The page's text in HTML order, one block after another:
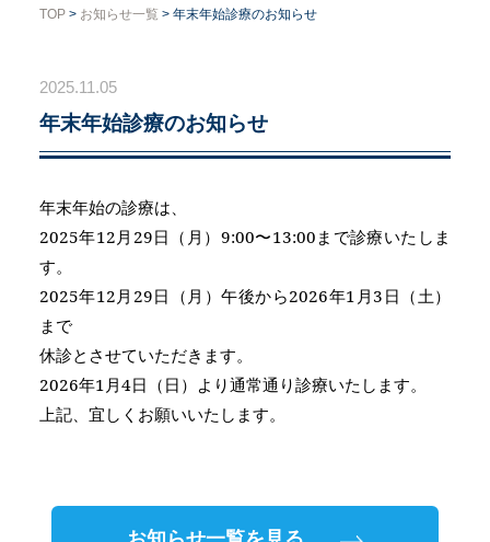
TOP> お知らせ一覧 > 年末年始診療のお知らせ
2025.11.05
年末年始診療のお知らせ
年末年始の診療は、
2025年12月29日（月）9:00〜13:00まで診療いたしま
す。
2025年12月29日（月）午後から2026年1月3日（土）
まで
休診とさせていただきます。
2026年1月4日（日）より通常通り診療いたします。
上記、宜しくお願いいたします。